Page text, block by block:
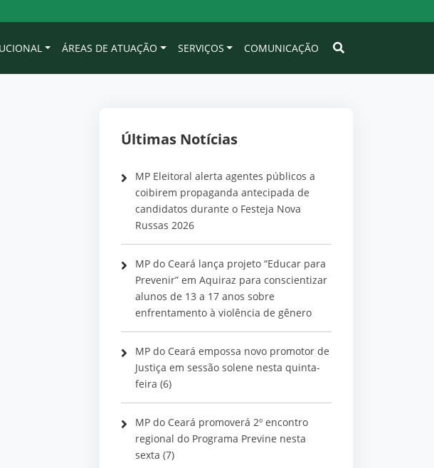
ÁREAS DE ATUAÇÃO SERVIÇOS COMUNICAÇÃO
Últimas Notícias
MP Eleitoral alerta agentes públicos a
coibirem propaganda antecipada de
candidatos durante o Festeja Nova
Russas 2026
MP do Ceará lança projeto “Educar para
Prevenir” em Aquiraz para conscientizar
alunos de 13 a 17 anos sobre
enfrentamento à violência de gênero
MP do Ceará empossa novo promotor de
Justiça em sessão solene nesta quinta-
feira (6)
MP do Ceará promoverá 2º encontro
regional do Programa Previne nesta
sexta (7)